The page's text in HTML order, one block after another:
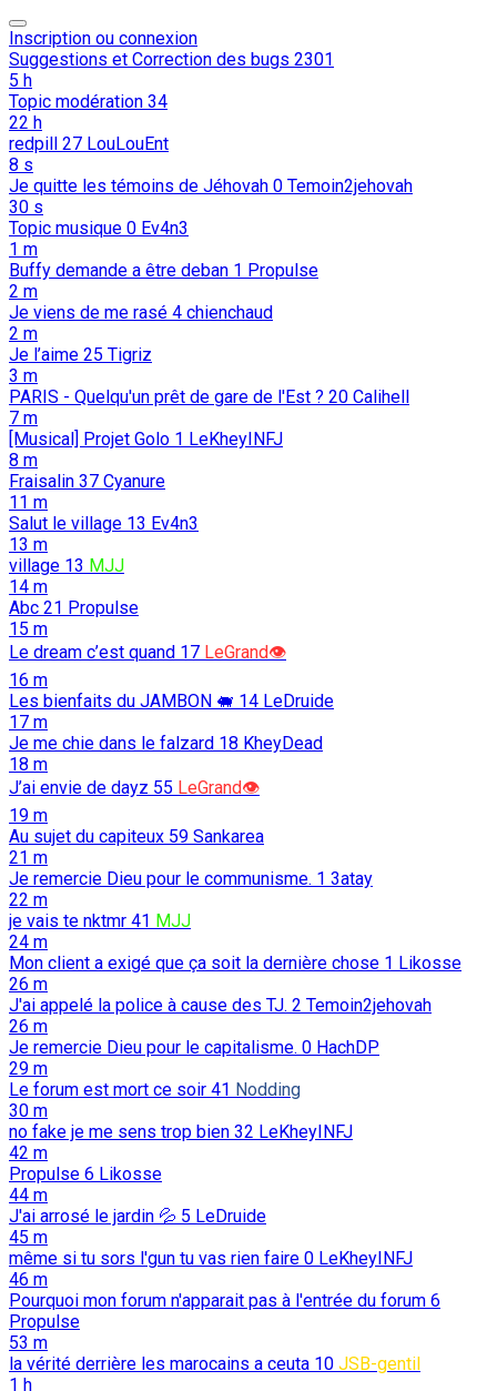
Inscription ou connexion
Suggestions et Correction des bugs 2301
5 h
Topic modération 34
22 h
redpill 27 LouLouEnt
8 s
Je quitte les témoins de Jéhovah 0 Temoin2jehovah
30 s
Topic musique 0 Ev4n3
1 m
Buffy demande a être deban 1 Propulse
2 m
Je viens de me rasé 4 chienchaud
2 m
Je l’aime 25 Tigriz
3 m
PARIS - Quelqu'un prêt de gare de l'Est ? 20 Calihell
7 m
[Musical] Projet Golo 1 LeKheyINFJ
8 m
Fraisalin 37 Cyanure
11 m
Salut le village 13 Ev4n3
13 m
village 13 MJJ
14 m
Abc 21 Propulse
15 m
Le dream c’est quand 17 LeGrand👁️
16 m
Les bienfaits du JAMBON 🐖️ 14 LeDruide
17 m
Je me chie dans le falzard 18 KheyDead
18 m
J’ai envie de dayz 55 LeGrand👁️
19 m
Au sujet du capiteux 59 Sankarea
21 m
Je remercie Dieu pour le communisme. 1 3atay
22 m
je vais te nktmr 41 MJJ
24 m
Mon client a exigé que ça soit la dernière chose 1 Likosse
26 m
J'ai appelé la police à cause des TJ. 2 Temoin2jehovah
26 m
Je remercie Dieu pour le capitalisme. 0 HachDP
29 m
Le forum est mort ce soir 41 Nodding
30 m
no fake je me sens trop bien 32 LeKheyINFJ
42 m
Propulse 6 Likosse
44 m
J'ai arrosé le jardin 💦 5 LeDruide
45 m
même si tu sors l'gun tu vas rien faire 0 LeKheyINFJ
46 m
Pourquoi mon forum n'apparait pas à l'entrée du forum 6
Propulse
53 m
la vérité derrière les marocains a ceuta 10 JSB-gentil
1 h